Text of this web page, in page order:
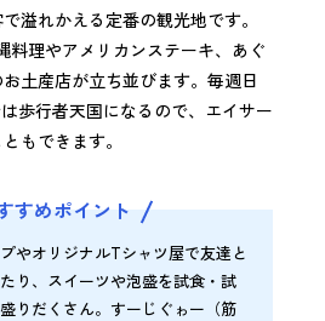
溢れかえる定番の観光地です。
料理やアメリカンステーキ、あぐ
土産店が立ち並びます。毎週日
歩行者天国になるので、エイサー
もできます。
すめポイント
やオリジナルTシャツ屋で友達と
り、スイーツや泡盛を試食・試
りだくさん。すーじぐゎー（筋